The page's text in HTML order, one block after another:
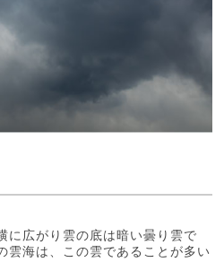
に広がり雲の底は暗い曇り雲で
雲海は、この雲であることが多い